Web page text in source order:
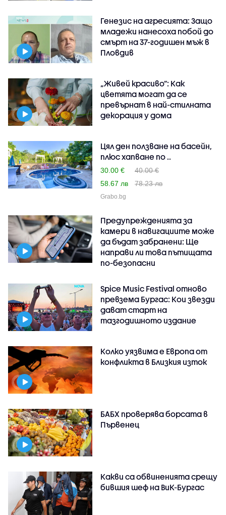
Генезис на агресията: Защо
младежи нанесоха побой до
смърт на 37-годишен мъж в
Пловдив
„Живей красиво”: Как
цветята могат да се
превърнат в най-стилната
декорация у дома
Цял ден ползване на басейн,
плюс хапване по ..
30.00 €
40.00 €
58.67 лв
78.23 лв
Grabo.bg
Предупрежденията за
камери в навигациите може
да бъдат забранени: Ще
направи ли това пътищата
по-безопасни
Spice Music Festival отново
превзема Бургас: Кои звезди
дават старт на
тазгодишното издание
Колко уязвима е Европа от
конфликта в Близкия изток
БАБХ проверява борсата в
Първенец
Какви са обвиненията срещу
бившия шеф на ВиК-Бургас